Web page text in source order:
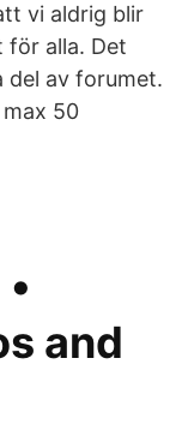
vi aldrig blir
för alla. Det
av forumet.
50
and